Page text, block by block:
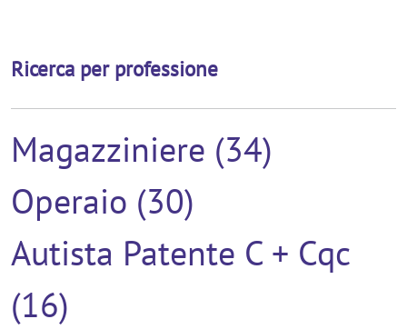
Ricerca per professione
Magazziniere (34)
Operaio (30)
Autista Patente C + Cqc
(16)